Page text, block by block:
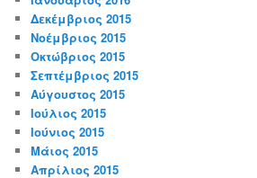
Δεκέμβριος 2015
Νοέμβριος 2015
Οκτώβριος 2015
Σεπτέμβριος 2015
Αύγουστος 2015
Ιούλιος 2015
Ιούνιος 2015
Μάιος 2015
Απρίλιος 2015